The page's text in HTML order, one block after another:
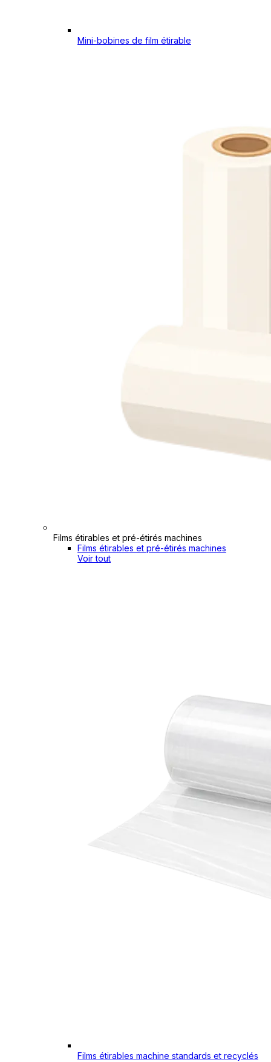
Mini-bobines de film étirable
Films étirables et pré-étirés machines
Films étirables et pré-étirés machines
Voir tout
Films étirables machine standards et recyclés